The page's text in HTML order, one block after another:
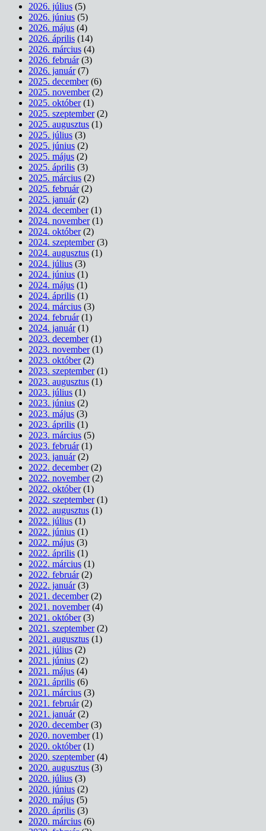
2026. július (5)
2026. június (5)
2026. május (4)
2026. április (14)
2026. március (4)
2026. február(3)
2026. január(7)
2025. december(6)
2025. november(2)
2025. október(1)
2025. szeptember(2)
2025. augusztus (1)
2025. július (3)
2025. június (2)
2025. május (2)
2025. április (3)
2025. március (2)
2025. február(2)
2025. január(2)
2024. december(1)
2024. november(1)
2024. október(2)
2024. szeptember(3)
2024. augusztus (1)
2024. július (3)
2024. június (1)
2024. május (1)
2024. április (1)
2024. március (3)
2024. február(1)
2024. január(1)
2023. december(1)
2023. november(1)
2023. október(2)
2023. szeptember(1)
2023. augusztus (1)
2023. július (1)
2023. június (2)
2023. május (3)
2023. április (1)
2023. március (5)
2023. február(1)
2023. január(2)
2022. december(2)
2022. november(2)
2022. október(1)
2022. szeptember(1)
2022. augusztus (1)
2022. július (1)
2022. június (1)
2022. május (3)
2022. április (1)
2022. március (1)
2022. február(2)
2022. január(3)
2021. december(2)
2021. november(4)
2021. október(3)
2021. szeptember(2)
2021. augusztus (1)
2021. július (2)
2021. június (2)
2021. május (4)
2021. április (6)
2021. március (3)
2021. február(2)
2021. január(2)
2020. december(3)
2020. november(1)
2020. október(1)
2020. szeptember(4)
2020. augusztus (3)
2020. július (3)
2020. június (2)
2020. május (5)
2020. április (3)
2020. március (6)